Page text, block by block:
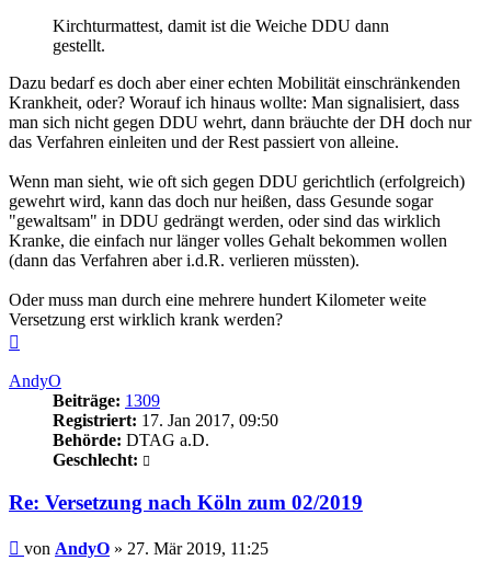
Kirchturmattest, damit ist die Weiche DDU dann
gestellt.
Dazu bedarf es doch aber einer echten Mobilität einschränkenden
Krankheit, oder? Worauf ich hinaus wollte: Man signalisiert, dass
man sich nicht gegen DDU wehrt, dann bräuchte der DH doch nur
das Verfahren einleiten und der Rest passiert von alleine.
Wenn man sieht, wie oft sich gegen DDU gerichtlich (erfolgreich)
gewehrt wird, kann das doch nur heißen, dass Gesunde sogar
"gewaltsam" in DDU gedrängt werden, oder sind das wirklich
Kranke, die einfach nur länger volles Gehalt bekommen wollen
(dann das Verfahren aber i.d.R. verlieren müssten).
Oder muss man durch eine mehrere hundert Kilometer weite
Versetzung erst wirklich krank werden?
AndyO
Beiträge: 1309
Registriert: 17. Jan 2017, 09:50
Behörde: DTAG a.D.
Geschlecht:
Re: Versetzung nach Köln zum 02/2019
Beitrag
von AndyO » 27. Mär 2019, 11:25